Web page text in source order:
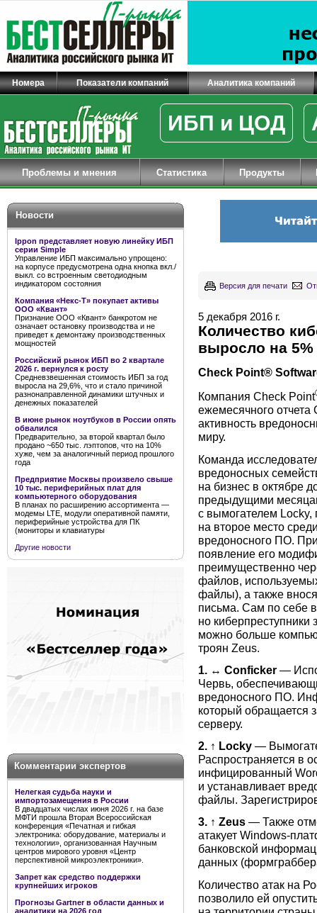
Номера Показатели компаний Аналитика компаний
ИБП и ЦОД
Проблемы и мнения Статистика Продукты
Новости
Ippon представляет новую линейку ИБП
серии Simple
Управление ИБП максимально упрощено:
на корпусе предусмотрена одна кнопка вкл./
выкл. со встроенным светодиодным
индикатором состояния
Компания «Некс-Т» покупает активы
ООО «Квант»
Признание ООО «Квант» банкротом не
означает остановку производства и не
приведет к демонтажу производственных
мощностей
Российский рынок ИБП во 2 квартале
2026 г. вернулся к росту
Средневзвешенная стоимость ИБП за год
выросла на 29,6%, что и стало причиной
разнонаправленной динамики штучных и
денежных показателей
В июне рынок ноутбуков в России опять
обвалился
Предварительно, за второй квартал было
продано ~650 тыс. лэптопов, что на 10%
хуже, чем за аналогичный период прошлого
года
Предприятие Москвы произвело свыше
10 тыс. периферийных плат для
компьютерного оборудования
В планах по расширению ассортимента —
модемы LTE, модули оперативной памяти,
периферийные устройства для ПК
(мониторы и клавиатуры
Другие новости
Комментарии экспертов
Нелегкая судьба науки и
импортозамещения в России
В двадцатых числах июня 2026 г. на базе
МФТИ прошла Вторая Всероссийская
конференция «Печатная и гибкая
электроника: оборудование, материалы и
технологии», организованная Научным
центров мирового уровня «Центр
перспективной микроэлектроники».
Запрет как средство поддержки
крупнейших игроков
Прогнозы Gartner в области данных и
аналитики на 2026 год
Версия для печати
5 декабря 2016 г.
Количество
выросло на 5%
Check Point®
Компания Check Point
ежемесячного отчета
активность
миру.
Команда
вредоносных
на бизнес в октябре
предыдущими
с вымогателем Locky,
на второе место
вредоносного ПО.
появление его
преимущественно
файлов,
файлы), а также
письма. Сам по себе
но киберпреступники
можно больше
троян Zeus.
1. ↔ Conficker —
Червь,
вредоносного ПО.
который обращается
серверу.
2. ↑ Locky —
Распространяется в
инфицированный
и устанавливает
файлы.
3. ↑ Zeus — Также
атакует Windows-
банковской
данных
Количество атак на
позволило ей